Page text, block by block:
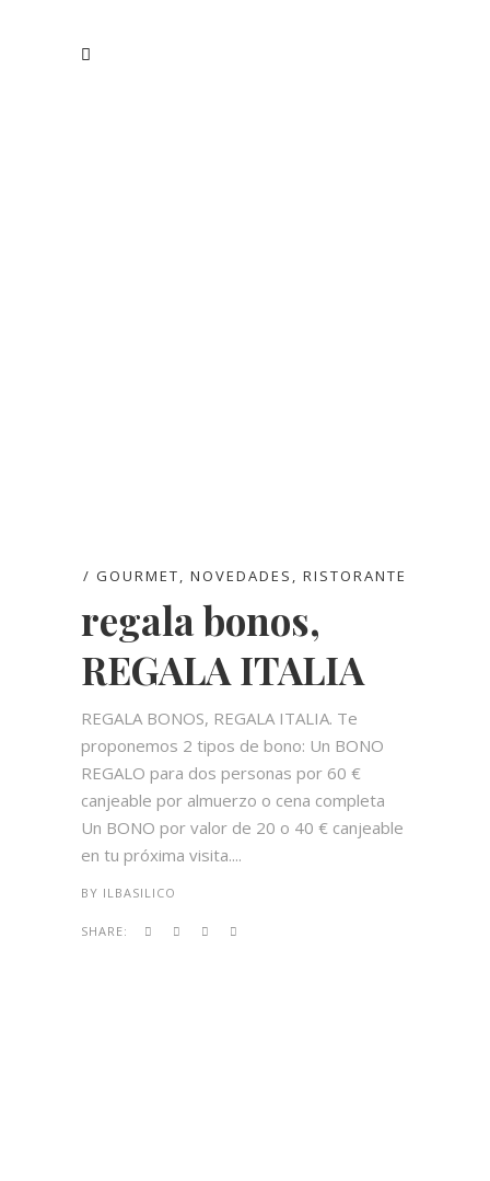
GOURMET, NOVEDADES , RISTORANTE
regala bonos,
REGALA ITALIA
REGALA BONOS, REGALA ITALIA. Te
proponemos 2 tipos de bono: Un BONO
REGALO para dos personas por 60 €
canjeable por almuerzo o cena completa
Un BONO por valor de 20 o 40 € canjeable
en tu próxima visita....
BY ILBASILICO
SHARE: